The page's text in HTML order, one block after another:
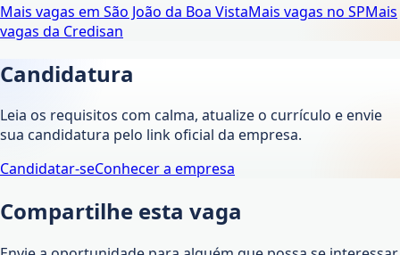
Mais vagas em São João da Boa VistaMais vagas no SPMais
vagas da Credisan
Candidatura
Leia os requisitos com calma, atualize o currículo e envie
sua candidatura pelo link oficial da empresa.
Candidatar-seConhecer a empresa
Compartilhe esta vaga